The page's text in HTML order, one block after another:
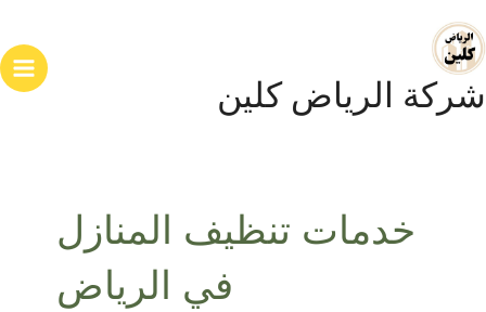
إلى
المحتوى
شركة الرياض كلين
خدمات تنظيف المنازل
في الرياض